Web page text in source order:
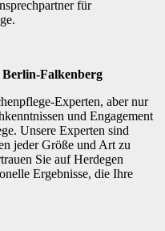
für
Falkenberg
Experten, aber nur
und Engagement
Unsere Experten sind
jeder Größe und Art zu
Sie auf Herdegen
Ergebnisse, die Ihre